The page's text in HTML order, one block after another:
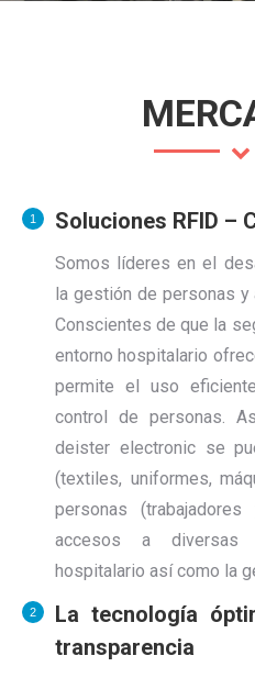
Soluciones RFID –
Somos líderes en el
la gestión de personas
Conscientes de que la
entorno hospitalario
permite el uso
control de personas.
deister electronic se
(textiles, uniformes,
personas
accesos a diversas
hospitalario así como la
La tecnología
transparencia